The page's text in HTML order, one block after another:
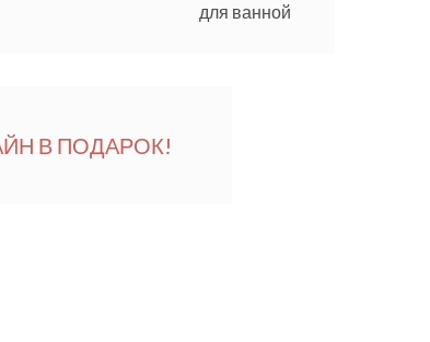
для ванной
В ПОДАРОК!